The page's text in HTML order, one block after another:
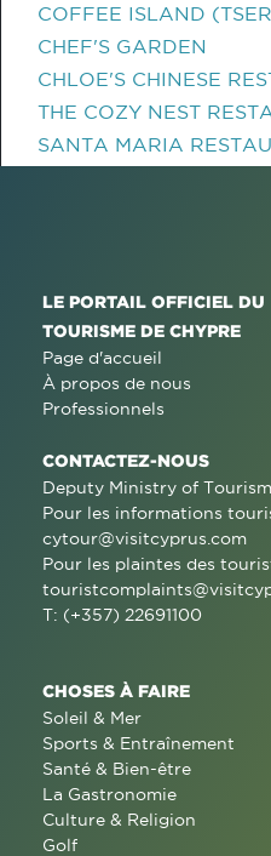
COFFEE ISLAND
CHEF'S GARDEN
CHLOE'S CHINESE
THE COZY NEST
SANTA MARIA
LE PORTAIL OFFICIEL DU
TOURISME DE CHYPRE
Page d'accueil
À propos de nous
Professionnels
CONTACTEZ-NOUS
Deputy Ministry of Tourism
Pour les informations
cytour@visitcyprus.com
Pour les plaintes des
T: (+357) 22691100
CHOSES À FAIRE
Soleil & Mer
Sports & Entraînement
Santé & Bien-être
La Gastronomie
Culture & Religion
Golf